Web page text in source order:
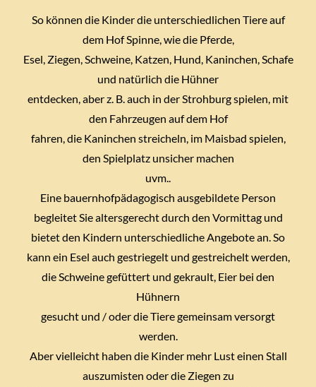
So können die Kinder die unterschiedlichen Tiere auf
dem Hof Spinne, wie die Pferde,
Esel, Ziegen, Schweine, Katzen, Hund, Kaninchen, Schafe
und natürlich die Hühner
entdecken, aber z. B. auch in der Strohburg spielen, mit
den Fahrzeugen auf dem Hof
fahren, die Kaninchen streicheln, im Maisbad spielen,
den Spielplatz unsicher machen
uvm..
Eine bauernhofpädagogisch ausgebildete Person
begleitet Sie altersgerecht durch den Vormittag und
bietet den Kindern unterschiedliche Angebote an. So
kann ein Esel auch gestriegelt und gestreichelt werden,
die Schweine gefüttert und gekrault, Eier bei den
Hühnern
gesucht und / oder die Tiere gemeinsam versorgt
werden.
Aber vielleicht haben die Kinder mehr Lust einen Stall
auszumisten oder die Ziegen zu